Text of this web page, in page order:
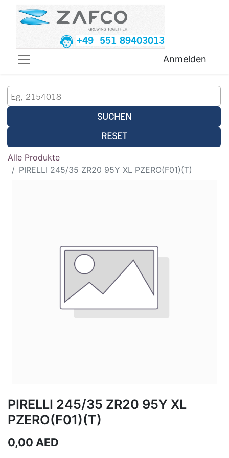
+49 551 89403013
Anmelden
SUCHEN
RESET
Alle Produkte
PIRELLI 245/35 ZR20 95Y XL PZERO(F01)(T)
PIRELLI 245/35 ZR20 95Y XL
PZERO(F01)(T)
0,00 AED